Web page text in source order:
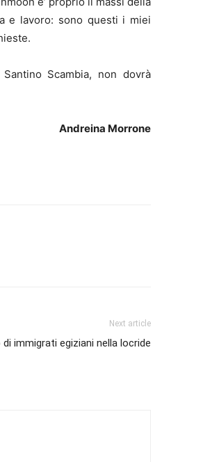
e lavoro: sono questi i miei
Scambia, non dovrà
Andreina Morrone
Next article
immigrati egiziani nella locride